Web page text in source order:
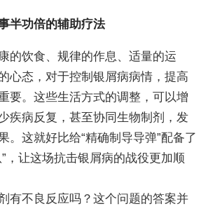
半功倍的辅助疗法
的饮食、规律的作息、适量的运
心态，对于控制银屑病病情，提高
要。这些生活方式的调整，可以增
疾病反复，甚至协同生物制剂，发
。这就好比给“精确制导导弹”配备了
，让这场抗击银屑病的战役更加顺
有不良反应吗？这个问题的答案并